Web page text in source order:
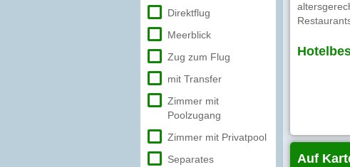
Direktflug
Meerblick
Zug zum Flug
mit Transfer
Zimmer mit
Poolzugang
Zimmer mit Privatpool
Separates
Auf